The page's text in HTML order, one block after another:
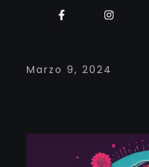
Marzo 9, 2024